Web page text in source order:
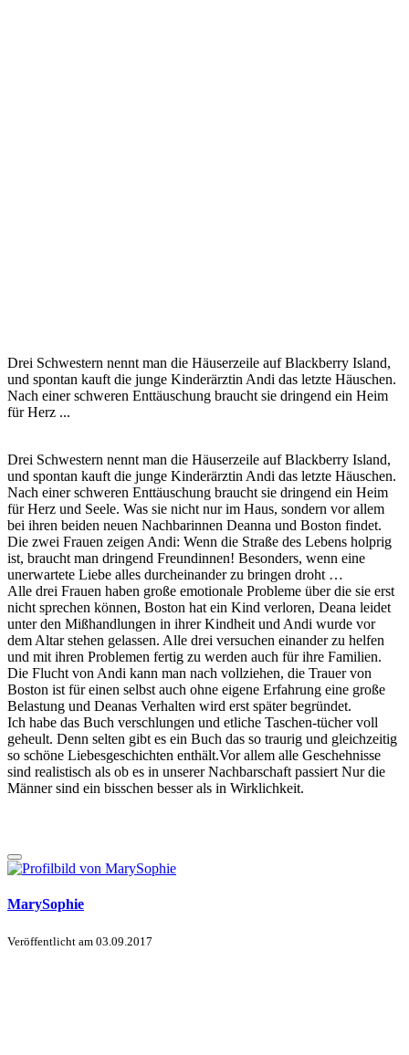
Drei Schwestern nennt man die Häuserzeile auf Blackberry Island,
und spontan kauft die junge Kinderärztin Andi das letzte Häuschen.
Nach einer schweren Enttäuschung braucht sie dringend ein Heim
für Herz ...
Drei Schwestern nennt man die Häuserzeile auf Blackberry Island,
und spontan kauft die junge Kinderärztin Andi das letzte Häuschen.
Nach einer schweren Enttäuschung braucht sie dringend ein Heim
für Herz und Seele. Was sie nicht nur im Haus, sondern vor allem
bei ihren beiden neuen Nachbarinnen Deanna und Boston findet.
Die zwei Frauen zeigen Andi: Wenn die Straße des Lebens holprig
ist, braucht man dringend Freundinnen! Besonders, wenn eine
unerwartete Liebe alles durcheinander zu bringen droht …
Alle drei Frauen haben große emotionale Probleme über die sie erst
nicht sprechen können, Boston hat ein Kind verloren, Deana leidet
unter den Mißhandlungen in ihrer Kindheit und Andi wurde vor
dem Altar stehen gelassen. Alle drei versuchen einander zu helfen
und mit ihren Problemen fertig zu werden auch für ihre Familien.
Die Flucht von Andi kann man nach vollziehen, die Trauer von
Boston ist für einen selbst auch ohne eigene Erfahrung eine große
Belastung und Deanas Verhalten wird erst später begründet.
Ich habe das Buch verschlungen und etliche Taschen-tücher voll
geheult. Denn selten gibt es ein Buch das so traurig und gleichzeitig
so schöne Liebesgeschichten enthält.Vor allem alle Geschehnisse
sind realistisch als ob es in unserer Nachbarschaft passiert Nur die
Männer sind ein bisschen besser als in Wirklichkeit.
MarySophie
Veröffentlicht am 03.09.2017